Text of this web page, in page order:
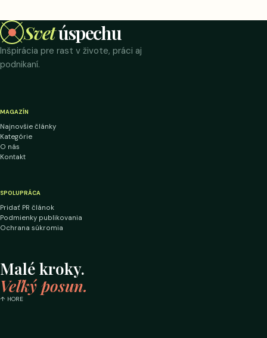
Svetúspechu
Inšpirácia pre rast v živote, práci aj
podnikaní.
MAGAZÍN
Najnovšie články
Kategórie
O nás
Kontakt
SPOLUPRÁCA
Pridať PR článok
Podmienky publikovania
Ochrana súkromia
Malé kroky.
Veľký posun.
↑ HORE